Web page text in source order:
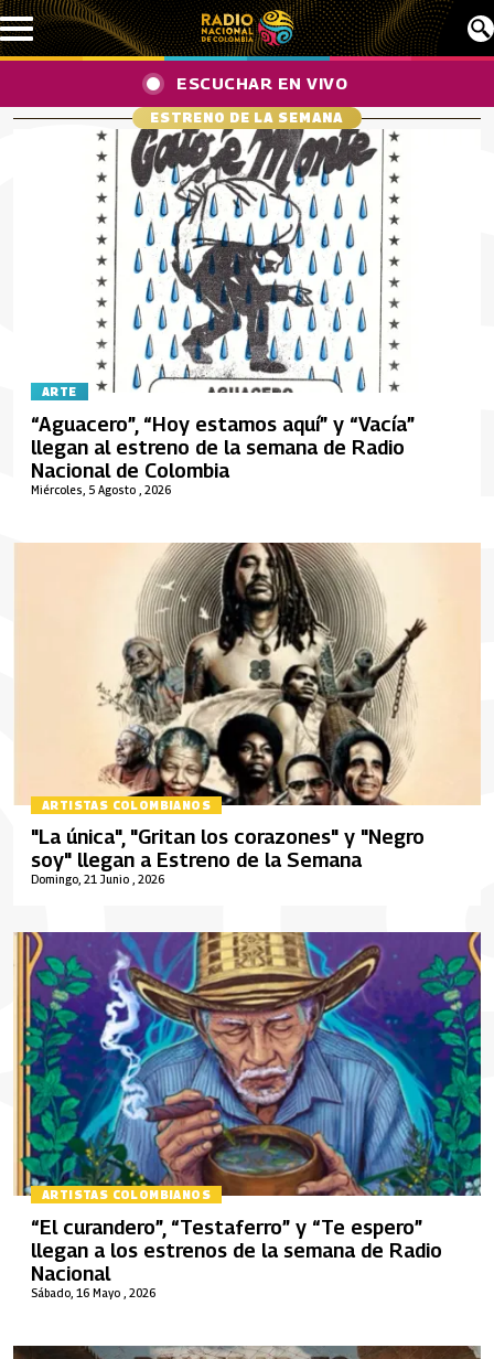
Pasar al contenido principal
ESCUCHAR EN VIVO
ESTRENO DE LA SEMANA
ARTE
Miércoles, 5 Agosto , 2026
“Aguacero”, “Hoy estamos aquí” y “Vacía”
llegan al estreno de la semana de Radio
Nacional de Colombia
ARTISTAS COLOMBIANOS
Domingo, 21 Junio , 2026
"La única", "Gritan los corazones" y "Negro
soy" llegan a Estreno de la Semana
ARTISTAS COLOMBIANOS
Sábado, 16 Mayo , 2026
“El curandero”, “Testaferro” y “Te espero”
llegan a los estrenos de la semana de Radio
Nacional